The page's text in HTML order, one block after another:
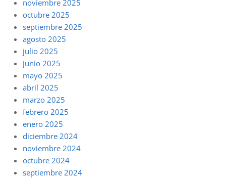
noviembre 2025
octubre 2025
septiembre 2025
agosto 2025
julio 2025
junio 2025
mayo 2025
abril 2025
marzo 2025
febrero 2025
enero 2025
diciembre 2024
noviembre 2024
octubre 2024
septiembre 2024